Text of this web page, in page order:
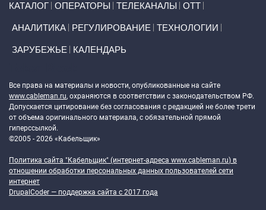
КАТАЛОГ ОПЕРАТОРЫ ТЕЛЕКАНАЛЫ ОТТ
АНАЛИТИКА РЕГУЛИРОВАНИЕ ТЕХНОЛОГИИ
ЗАРУБЕЖЬЕ КАЛЕНДАРЬ
Все права на материалы и новости, опубликованные на сайте
www.cableman.ru, охраняются в соответствии с законодательством РФ.
Допускается цитирование без согласования с редакцией не более трети
от объема оригинального материала, с обязательной прямой
гиперссылкой.
©2005 - 2026 «Кабельщик»
Политика сайта "Кабельщик" (интернет-адреса www.cableman.ru) в
отношении обработки персональных данных пользователей сети
интернет
DrupalCoder — поддержка сайта c 2017 года